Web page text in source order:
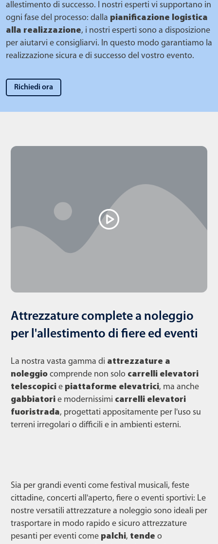
allestimento di successo. I nostri esperti vi supportano in
ogni fase del processo: dalla pianificazione logistica
alla realizzazione, i nostri esperti sono a disposizione
per aiutarvi e consigliarvi. In questo modo garantiamo la
realizzazione sicura e di successo del vostro evento.
Richiedi ora
Attrezzature complete a noleggio
per l'allestimento di fiere ed eventi
La nostra vasta gamma di attrezzature a
noleggio comprende non solo carrelli elevatori
telescopici e piattaforme elevatrici, ma anche
gabbiatori e modernissimi carrelli elevatori
fuoristrada, progettati appositamente per l'uso su
terreni irregolari o difficili e in ambienti esterni.
Sia per grandi eventi come festival musicali, feste
cittadine, concerti all'aperto, fiere o eventi sportivi: Le
nostre versatili attrezzature a noleggio sono ideali per
trasportare in modo rapido e sicuro attrezzature
pesanti per eventi come palchi, tende o